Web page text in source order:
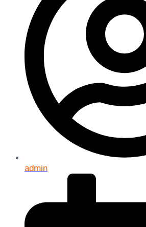
admin